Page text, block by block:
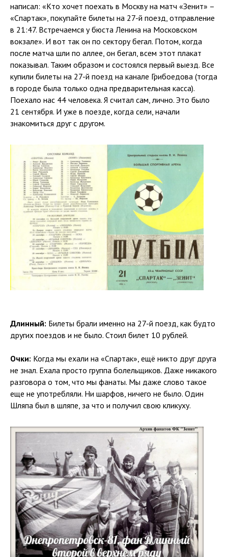
написал: «Кто хочет поехать в Москву на матч «Зенит» –
«Спартак», покупайте билеты на 27-й поезд, отправление
в 21:47. Встречаемся у бюста Ленина на Московском
вокзале». И вот так он по сектору бегал. Потом, когда
после матча шли по аллее, он бегал, всем этот плакат
показывал. Таким образом и состоялся первый выезд. Все
купили билеты на 27-й поезд на канале Грибоедова (тогда
в городе была только одна предварительная касса).
Поехало нас 44 человека. Я считал сам, лично. Это было
21 сентября. И уже в поезде, когда сели, начали
знакомиться друг с другом.
Длинный: Билеты брали именно на 27-й поезд, как будто
других поездов и не было. Стоил билет 10 рублей.
Очки: Когда мы ехали на «Спартак», ещё никто друг друга
не знал. Ехала просто группа болельщиков. Даже никакого
разговора о том, что мы фанаты. Мы даже слово такое
еще не употребляли. Ни шарфов, ничего не было. Один
Шляпа был в шляпе, за что и получил свою кликуху.